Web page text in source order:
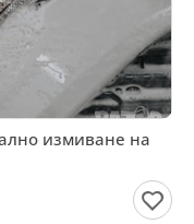
измиване на